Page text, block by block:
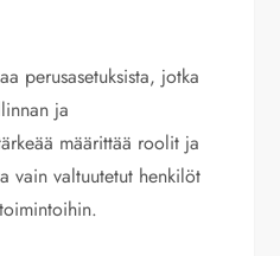
perusasetuksista, jotka
ja
määrittää roolit ja
vain valtuutetut henkilöt